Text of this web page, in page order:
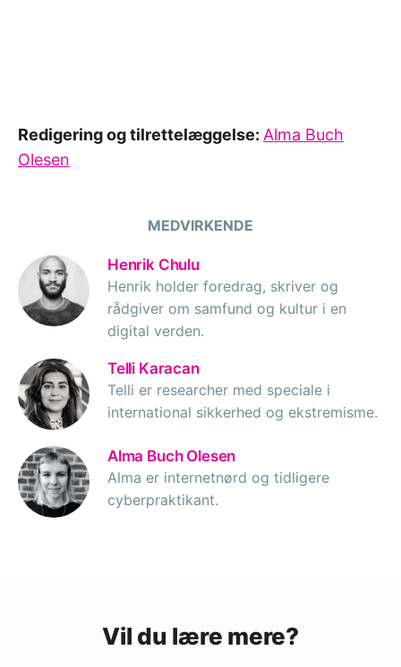
Redigering og tilrettelæggelse: Alma Buch
Olesen
MEDVIRKENDE
Henrik Chulu
Henrik holder foredrag, skriver og
rådgiver om samfund og kultur i en
digital verden.
Telli Karacan
Telli er researcher med speciale i
international sikkerhed og ekstremisme.
Alma Buch Olesen
Alma er internetnørd og tidligere
cyberpraktikant.
Vil du lære mere?